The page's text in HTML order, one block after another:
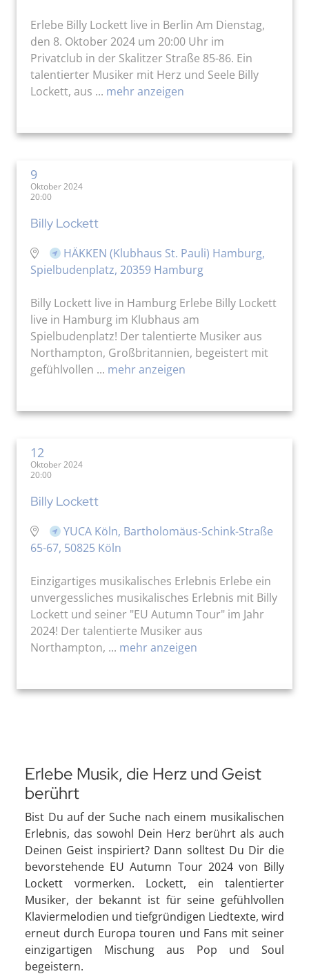
Erlebe Billy Lockett live in Berlin Am Dienstag,
den 8. Oktober 2024 um 20:00 Uhr im
Privatclub in der Skalitzer Straße 85-86. Ein
talentierter Musiker mit Herz und Seele Billy
Lockett, aus ... mehr anzeigen
9
Oktober 2024
20:00
Billy Lockett
HÄKKEN (Klubhaus St. Pauli) Hamburg,
Spielbudenplatz, 20359 Hamburg
Billy Lockett live in Hamburg Erlebe Billy Lockett
live in Hamburg im Klubhaus am
Spielbudenplatz! Der talentierte Musiker aus
Northampton, Großbritannien, begeistert mit
gefühlvollen ... mehr anzeigen
12
Oktober 2024
20:00
Billy Lockett
YUCA Köln, Bartholomäus-Schink-Straße
65-67, 50825 Köln
Einzigartiges musikalisches Erlebnis Erlebe ein
unvergessliches musikalisches Erlebnis mit Billy
Lockett und seiner "EU Autumn Tour" im Jahr
2024! Der talentierte Musiker aus
Northampton, ... mehr anzeigen
Erlebe Musik, die Herz und Geist
berührt
Bist Du auf der Suche nach einem musikalischen
Erlebnis, das sowohl Dein Herz berührt als auch
Deinen Geist inspiriert? Dann solltest Du Dir die
bevorstehende EU Autumn Tour 2024 von Billy
Lockett vormerken. Lockett, ein talentierter
Musiker, der bekannt ist für seine gefühlvollen
Klaviermelodien und tiefgründigen Liedtexte, wird
erneut durch Europa touren und Fans mit seiner
einzigartigen Mischung aus Pop und Soul
begeistern.